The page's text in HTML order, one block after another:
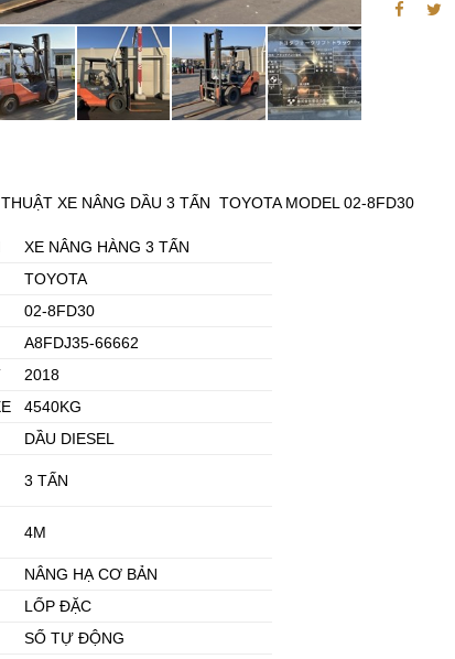
XE NÂNG DẦU 3 TẤN TOYOTA MODEL 02-8FD30
XE NÂNG HÀNG 3 TẤN
TOYOTA
02-8FD30
A8FDJ35-66662
2018
4540KG
DẦU DIESEL
3 TẤN
4M
NÂNG HẠ CƠ BẢN
LỐP ĐẶC
SỐ TỰ ĐỘNG